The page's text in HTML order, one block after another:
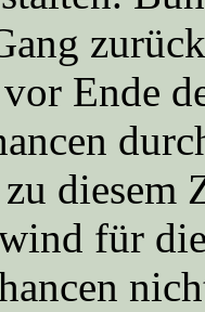
Ende
diesem
für